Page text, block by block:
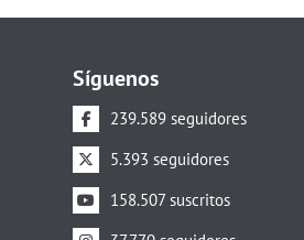
Síguenos
239.589 seguidores
5.393 seguidores
158.507 suscritos